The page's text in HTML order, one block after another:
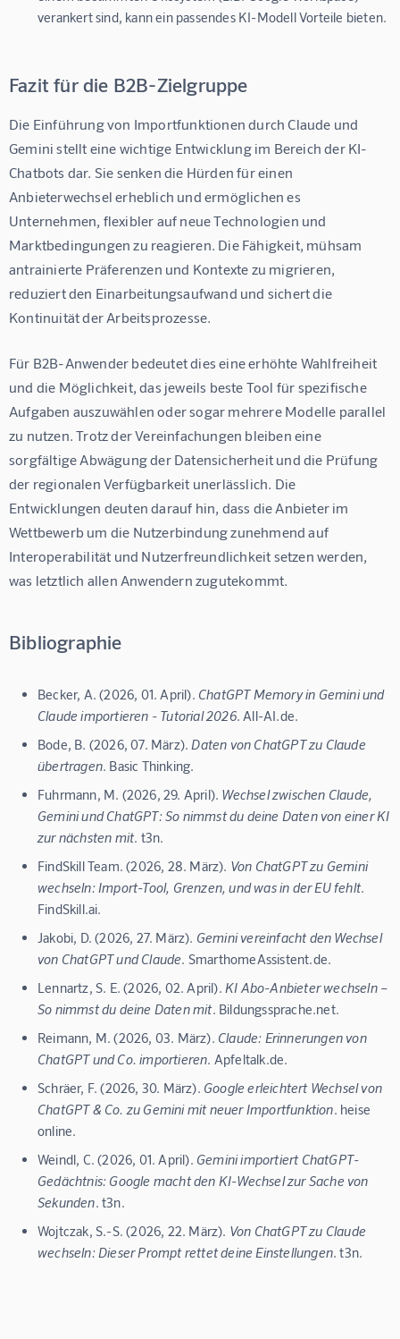
verankert sind, kann ein passendes KI-Modell Vorteile bieten.
Fazit für die B2B-Zielgruppe
Die Einführung von Importfunktionen durch Claude und
Gemini stellt eine wichtige Entwicklung im Bereich der KI-
Chatbots dar. Sie senken die Hürden für einen
Anbieterwechsel erheblich und ermöglichen es
Unternehmen, flexibler auf neue Technologien und
Marktbedingungen zu reagieren. Die Fähigkeit, mühsam
antrainierte Präferenzen und Kontexte zu migrieren,
reduziert den Einarbeitungsaufwand und sichert die
Kontinuität der Arbeitsprozesse.
Für B2B-Anwender bedeutet dies eine erhöhte Wahlfreiheit
und die Möglichkeit, das jeweils beste Tool für spezifische
Aufgaben auszuwählen oder sogar mehrere Modelle parallel
zu nutzen. Trotz der Vereinfachungen bleiben eine
sorgfältige Abwägung der Datensicherheit und die Prüfung
der regionalen Verfügbarkeit unerlässlich. Die
Entwicklungen deuten darauf hin, dass die Anbieter im
Wettbewerb um die Nutzerbindung zunehmend auf
Interoperabilität und Nutzerfreundlichkeit setzen werden,
was letztlich allen Anwendern zugutekommt.
Bibliographie
Becker, A. (2026, 01. April). ChatGPT Memory in Gemini und
Claude importieren - Tutorial 2026. All-AI.de.
Bode, B. (2026, 07. März). Daten von ChatGPT zu Claude
übertragen. Basic Thinking.
Fuhrmann, M. (2026, 29. April). Wechsel zwischen Claude,
Gemini und ChatGPT: So nimmst du deine Daten von einer KI
zur nächsten mit. t3n.
FindSkill Team. (2026, 28. März). Von ChatGPT zu Gemini
wechseln: Import-Tool, Grenzen, und was in der EU fehlt.
FindSkill.ai.
Jakobi, D. (2026, 27. März). Gemini vereinfacht den Wechsel
von ChatGPT und Claude. SmarthomeAssistent.de.
Lennartz, S. E. (2026, 02. April). KI Abo-Anbieter wechseln –
So nimmst du deine Daten mit. Bildungssprache.net.
Reimann, M. (2026, 03. März). Claude: Erinnerungen von
ChatGPT und Co. importieren. Apfeltalk.de.
Schräer, F. (2026, 30. März). Google erleichtert Wechsel von
ChatGPT & Co. zu Gemini mit neuer Importfunktion. heise
online.
Weindl, C. (2026, 01. April). Gemini importiert ChatGPT-
Gedächtnis: Google macht den KI-Wechsel zur Sache von
Sekunden. t3n.
Wojtczak, S.-S. (2026, 22. März). Von ChatGPT zu Claude
wechseln: Dieser Prompt rettet deine Einstellungen. t3n.